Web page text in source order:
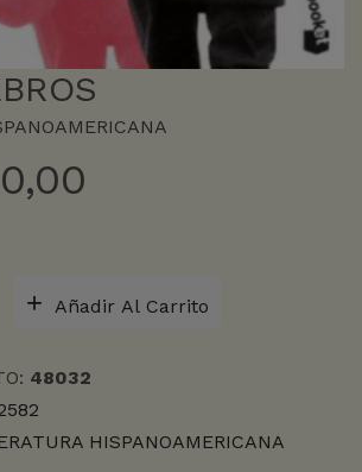
Añadir Al Carrito
48032
HISPANOAMERICANA